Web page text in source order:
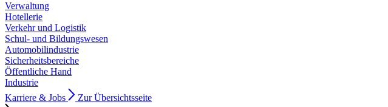
Verwaltung
Hotellerie
Verkehr und Logistik
Schul- und Bildungswesen
Automobilindustrie
Sicherheitsbereiche
Öffentliche Hand
Industrie
Karriere & Jobs
Zur Übersichtsseite